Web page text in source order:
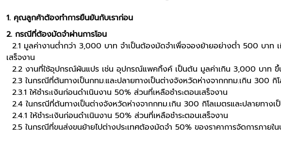
1. คุณลูกค้าต้องทำการยืนยันกับเราก่อน
2. กรณีที่ต้องมัดจําผ่านการโอน
2.1 มูลค่างานตํ่ากว่า 3,000 บาท จําเป็นต้องมัดจําเพื่อจองย้ายอย่างตํ่า 500 บา
เสร็จงาน
2.2 งานที่ใช้อุปกรณ์ผันแปร เช่น อุปกรณ์แพคกิ้งค์ เป็นต้น มูลค่าเกิน 3,000 บาท ขึ้
2.3 ในกรณีที่ต้นทางเป็นกทม.และปลายทางเป็นต่างจังหวัดห่างจากกทม.เกิน 300 กิ
2.3.1 ให้ชําระเงินก่อนดำเนินงาน 50% ส่วนที่เหลือชําระตอนเสร็จงาน
2.4 ในกรณีที่ต้นทางเป็นต่างจังหวัดห่างจากกทม.เกิน 300 กิโลเมตรและปลายทางเ
2.4.1 ให้ชําระเงินก่อนดำเนินงาน 50% ส่วนที่เหลือชําระตอนเสร็จงาน
2.5 ในกรณีที่ขนส่งขนย้ายไปต่างประเทศต้องมัดจํา 50% ของราคาการจัดการภายใ